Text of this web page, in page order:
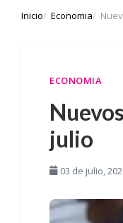
Inicio Economia
ECONOMIA
julio
03 de julio,